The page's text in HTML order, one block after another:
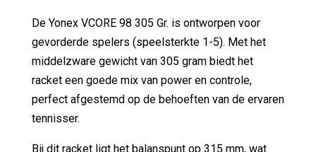
De Yonex VCORE 98 305 Gr. is ontworpen voor
gevorderde spelers (speelsterkte 1-5). Met het
middelzware gewicht van 305 gram biedt het
racket een goede mix van power en controle,
perfect afgestemd op de behoeften van de ervaren
tennisser.
Bij dit racket ligt het balanspunt op 315 mm, wat